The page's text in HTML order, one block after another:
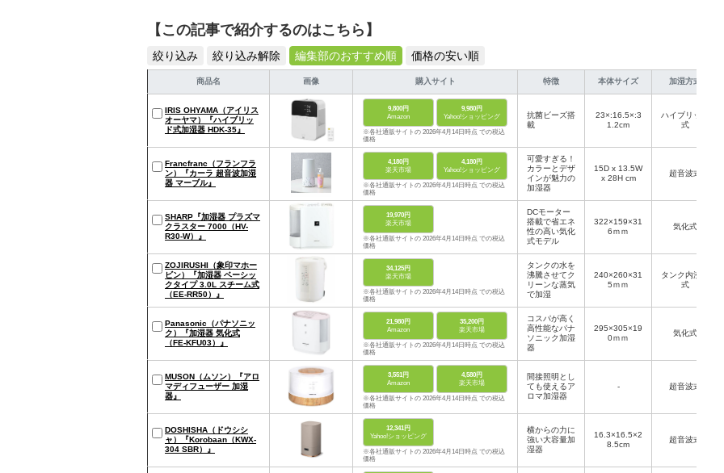
【この記事で紹介するのはこちら】
絞り込み 絞り込み解除 編集部のおすすめ順 価格の安い順
商品名 画像 購入サイト 特徴 本体サイズ 加湿方式
IRIS OHYAMA（アイリス
オーヤマ）『ハイブリッ
ド式加湿器 HDK-35』
9,800円
Amazon
9,980円
Yahoo!ショッピング
※各社通販サイトの 2026年4月14日時点 での税込
価格
抗菌ビーズ搭
載
23×:16.5×:3
1.2cm
ハイブリッド
式
Francfranc（フランフラ
ン）『カーラ 超音波加湿
器 マーブル』
4,180円
楽天市場
4,180円
Yahoo!ショッピング
※各社通販サイトの 2026年4月14日時点 での税込
価格
可愛すぎる！
カラーとデザ
インが魅力の
加湿器
15D x 13.5W
x 28H cm
超音波式
SHARP『加湿器 プラズマ
クラスター 7000（HV-
R30-W）』
19,970円
楽天市場
※各社通販サイトの 2026年4月14日時点 での税込
価格
DCモーター
搭載で省エネ
性の高い気化
式モデル
322×159×31
6ｍｍ
気化式
ZOJIRUSHI（象印マホー
ビン）『加湿器 ベーシッ
クタイプ 3.0L スチーム式
（EE-RR50）』
34,125円
楽天市場
※各社通販サイトの 2026年4月14日時点 での税込
価格
タンクの水を
沸騰させてク
リーンな蒸気
で加湿
240×260×31
5ｍｍ
タンク内沸騰
式
Panasonic（パナソニッ
ク）『加湿器 気化式
（FE-KFU03）』
21,980円
Amazon
35,200円
楽天市場
※各社通販サイトの 2026年4月14日時点 での税込
価格
コスパが高く
高性能なパナ
ソニック加湿
器
295×305×19
0ｍｍ
気化式
MUSON（ムソン）『アロ
マディフューザー 加湿
器』
3,551円
Amazon
4,580円
楽天市場
※各社通販サイトの 2026年4月14日時点 での税込
価格
間接照明とし
ても使えるア
ロマ加湿器
- 超音波式
DOSHISHA（ドウシシ
ャ）『Korobaan（KWX-
304 SBR）』
12,341円
Yahoo!ショッピング
※各社通販サイトの 2026年4月14日時点 での税込
価格
横からの力に
強い大容量加
湿器
16.3×16.5×2
8.5cm
超音波式